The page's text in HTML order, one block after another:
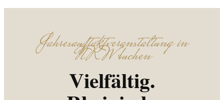
Jahresauftaktveranstaltung in
NRW buchen
Vielfältig.